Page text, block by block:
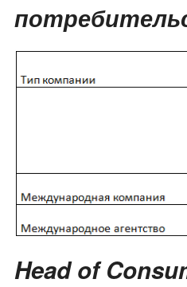
Head of